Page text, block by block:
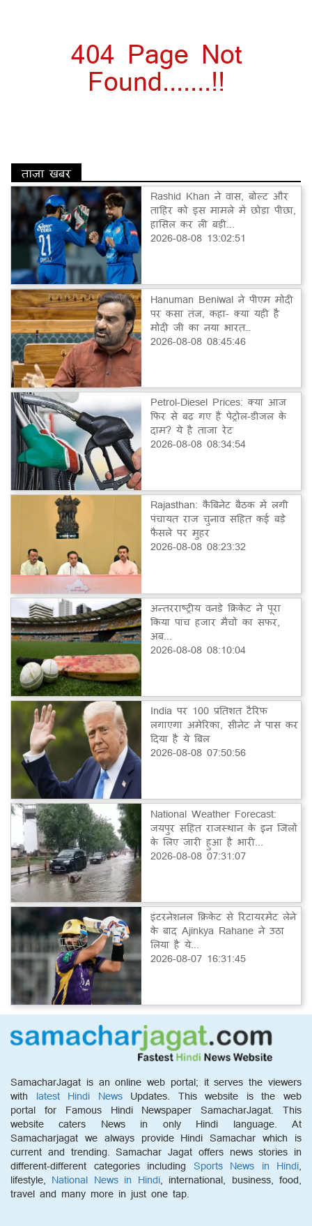
404 Page Not
Found.......!!
ताज़ा खबर
Rashid Khan ने वास, बोल्ट और
ताहिर को इस मामले में छोड़ा पीछा,
हासिल कर ली बड़ी...
2026-08-08 13:02:51
Hanuman Beniwal ने पीएम मोदी
पर कसा तंज, कहा- क्या यही है
मोदी जी का नया भारत…
2026-08-08 08:45:46
Petrol-Diesel Prices: क्या आज
फिर से बढ़ गए हैं पेट्रोल-डीजल के
दाम? ये है ताजा रेट
2026-08-08 08:34:54
Rajasthan: कैबिनेट बैठक में लगी
पंचायत राज चुनाव सहित कई बड़े
फैसले पर मुहर
2026-08-08 08:23:32
अन्तरराष्ट्रीय वनडे क्रिकेट ने पूरा
किया पांच हजार मैचों का सफर,
अब...
2026-08-08 08:10:04
India पर 100 प्रतिशत टैरिफ
लगाएगा अमेरिका, सीनेट ने पास कर
दिया है ये बिल
2026-08-08 07:50:56
National Weather Forecast:
जयपुर सहित राजस्थान के इन जिलों
के लिए जारी हुआ है भारी...
2026-08-08 07:31:07
इंटरनेशनल क्रिकेट से रिटायरमेंट लेने
के बाद Ajinkya Rahane ने उठा
लिया है ये...
2026-08-07 16:31:45
SamacharJagat is an online web portal; it serves the viewers
with latest Hindi NewsUpdates. This website is the web
portal for Famous Hindi Newspaper SamacharJagat. This
website caters News in only Hindi language. At
Samacharjagat we always provide Hindi Samachar which is
current and trending. Samachar Jagat offers news stories in
different-different categories including Sports News in Hindi,
lifestyle, National News in Hindi, international, business, food,
travel and many more in just one tap.